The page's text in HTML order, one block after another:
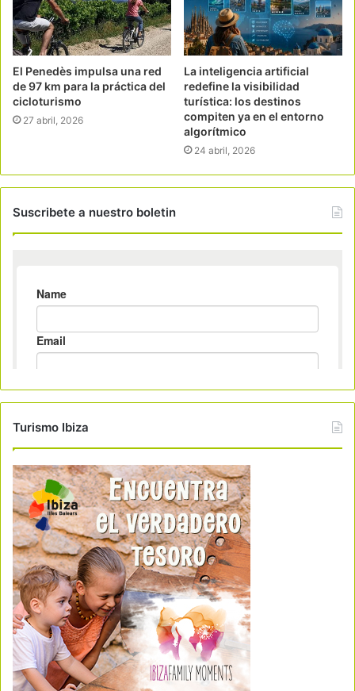
El Penedès impulsa una red
de 97 km para la práctica del
cicloturismo
27 abril, 2026
La inteligencia artificial
redefine la visibilidad
turística: los destinos
compiten ya en el entorno
algorítmico
24 abril, 2026
Suscribete a nuestro boletin
Turismo Ibiza